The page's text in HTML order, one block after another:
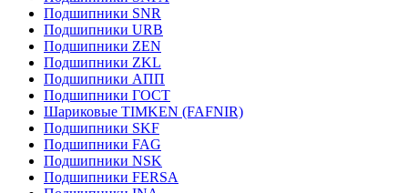
Подшипники SNR
Подшипники URB
Подшипники ZEN
Подшипники ZKL
Подшипники АПП
Подшипники ГОСТ
Шариковые ТІMKEN (FAFNIR)
Подшипники SKF
Подшипники FAG
Подшипники NSK
Подшипники FERSA